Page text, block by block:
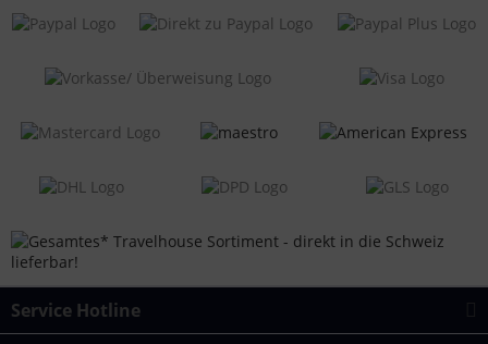
Service Hotline